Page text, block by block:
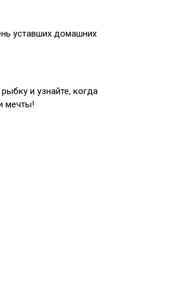
уставших домашних
и узнайте, когда
мечты!